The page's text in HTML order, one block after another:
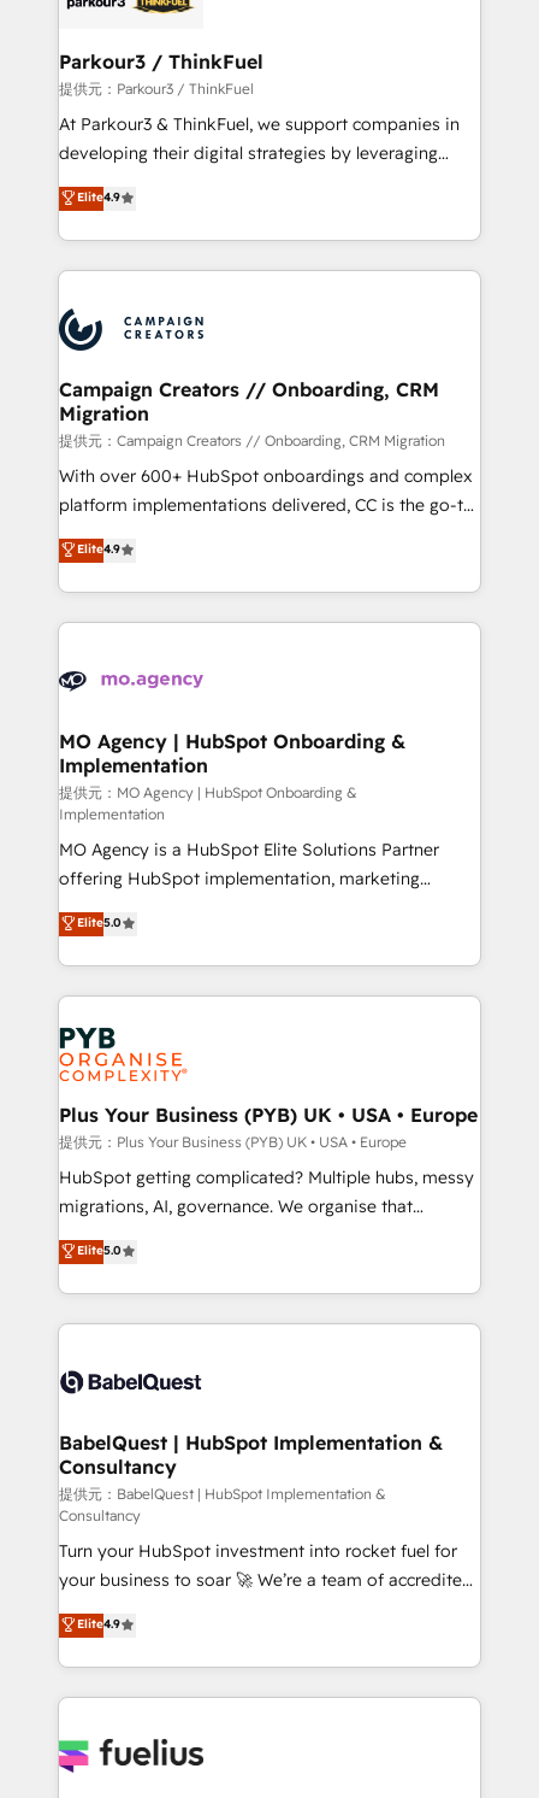
companies scale faster and smarter. 🔹 BOOMS:
Demand generation for all your buyers With BOOMS,
you invest in 100% of your buyers, accelerating your
growth and positioning yourself as an undisputed
transformation process A methodology designed to
implement HubSpot effectively and optimize your
record of business transformation, our growth-first
approach has helped brands dominate their
Parkour3 / ThinkFuel
提供元：Parkour3 / ThinkFuel
At Parkour3 & ThinkFuel, we support companies in
developing their digital strategies by leveraging
technologies and automating their marketing and
sales processes to generate growth. Our offer spans
from Strategy to Operations. We specialize in CRM
onboarding and implementation, web design, sales
extensive experience working with tech companies
and manufacturers since 2002, we are committed to
empowering our clients and developing their
autonomy. Get to grips with HubSpot through
guided implementation and seamless integration of
the CRM platform into your digital ecosystem. Would
you like support in deploying your inbound
to your needs and sales objectives. With 125+
certifications, we are part of the most certified
services are offered in both English & French.
Elite4.9
Campaign Creators // Onboarding, CRM
Migration
提供元：Campaign Creators // Onboarding, CRM Migration
With over 600+ HubSpot onboardings and complex
platform implementations delivered, CC is the go-to
Elite Solutions Partner for businesses ready to
migrate, replatform, and scale smarter. We specialize
in high-impact CRM and CMS migrations and
onboarding from platforms like Salesforce, NetSuite,
WordPress and legacy CRMs, turning fragmented
architectures that accelerate revenue operations and
performance. - Multi-object CRM migration, cleanup,
and implementation. - Pre-built and custom
integrations across your full tech stack. - Custom
object setup, CMS builds, and full-funnel automation.
- Dashboards, lifecycle campaigns, and lead
nurturing sequences. - Cross-hub setup across
Marketing, Sales, Operations, and Service Hubs. -
Ongoing optimization, managed support, and
scalable retainers. Let’s make HubSpot your most
powerful growth engine. Built to convert, scale, and
drive results.
Elite4.9
MO Agency | HubSpot Onboarding &
Implementation
提供元：MO Agency | HubSpot Onboarding &
Implementation
MO Agency is a HubSpot Elite Solutions Partner
offering HubSpot implementation, marketing
automation, CRM and RevOps consulting, B2B SEO,
paid media, content marketing, AEO and GEO (AI
search optimisation), and HubSpot Content Hub and
WordPress development. We work with enterprise
and growth-led companies across technology,
professional services, financial services and
industrial sectors. Offices in Johannesburg, Cape
Town, Dubai & London. 500+ HubSpot CRM
implementations delivered. AI visibility coverage
across ChatGPT, Claude, Perplexity, Gemini and
Google AI Overviews. HubSpot Impact Award -
Innovation HubSpot Impact Award - Platform
Migration Excellence HubSpot Impact Award -
accreditations with HubSpot.
Elite5.0
Plus Your Business (PYB) UK • USA • Europe
提供元：Plus Your Business (PYB) UK • USA • Europe
HubSpot getting complicated? Multiple hubs, messy
migrations, AI, governance. We organise that
complexity, so your team can put HubSpot to work...
Welcome to our Profile! We help with: • CRM
implementation, reports, workflows, and team
training • CRM migration from Salesforce, Pipedrive,
custom API integrations • AI governance for
Boutique 'Elite' team of 12 • 150+ clients across Sales
Hub, Marketing Hub, Service Hub, Data Hub and
CMS • ISO/IEC 27001:2022, ISO 9001:2015, and ISO
42001:2023 certified - the AI management standard •
GuardHub: our AI governance framework, built on
ISO 42001 Ready for the next step? Click the 👈
'𝗖𝗼𝗻𝘁𝗮𝗰𝘁 𝗯𝘂𝘀𝗶𝗻𝗲𝘀𝘀' button to get in touch (𝘸𝘦'𝘳𝘦
𝘴𝘶𝘱𝘦𝘳 𝘳𝘦𝘴𝘱𝘰𝘯𝘴𝘪𝘷𝘦)
Elite5.0
BabelQuest | HubSpot Implementation &
Consultancy
提供元：BabelQuest | HubSpot Implementation &
Consultancy
Turn your HubSpot investment into rocket fuel for
your business to soar 🚀 We’re a team of accredited
HubSpot experts ready to help you. We can
implement the platform into complex business
environments, optimise what you've got and make
sure you can actually use it, build your website in
for you and execute it on HubSpot. We are on the
Elite4.9